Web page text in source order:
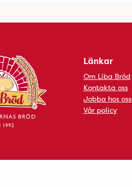
Länkar
Om Liba Bröd
Kontakta oss
Jobba hos oss
Vår policy